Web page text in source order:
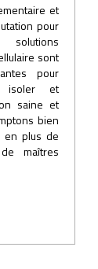
et
pour
sont
pour
isoler et
saine et
bien
plus de
maîtres